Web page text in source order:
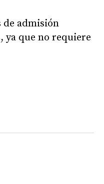
de admisión
ya que no requiere